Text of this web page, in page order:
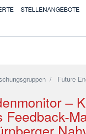
STELLENANGEBOTE
/ Future
–
Feedback-